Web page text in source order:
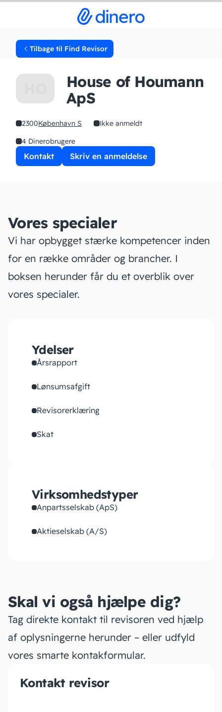
Tilbage til Find Revisor
House of Houmann
ApS
2300København S
Ikke anmeldt
4 Dinerobrugere
Kontakt Skriv en anmeldelse
Vores specialer
Vi har opbygget stærke kompetencer inden
for en række områder og brancher. I
boksen herunder får du et overblik over
vores specialer.
Ydelser
Årsrapport
Lønsumsafgift
Revisorerklæring
Skat
Virksomhedstyper
Anpartsselskab (ApS)
Aktieselskab (A/S)
Skal vi også hjælpe dig?
Tag direkte kontakt til revisoren ved hjælp
af oplysningerne herunder – eller udfyld
vores smarte kontakformular.
Kontakt revisor